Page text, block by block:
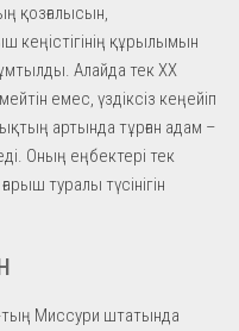
қозғалысын,
кеңістігінің құрылымын
Алайда тек ХХ
емес, үздіксіз кеңейіп
артында тұрған адам –
Оның еңбектері тек
туралы түсінігін
Миссури штатында